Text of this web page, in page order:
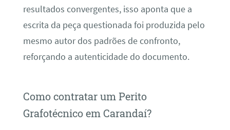
resultados convergentes, isso aponta que a
escrita da peça questionada foi produzida pelo
mesmo autor dos padrões de confronto,
reforçando a autenticidade do documento.
Como contratar um Perito
Grafotécnico em Carandaí?